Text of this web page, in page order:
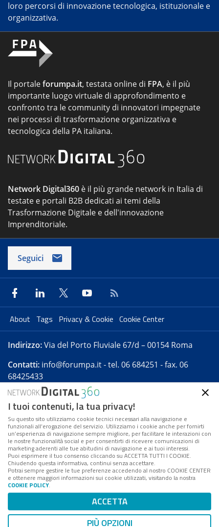
loro percorsi di innovazione tecnologica, istituzionale e
organizzativa.
Il portaleforumpa.it, testata online di FPA, è il più
importante luogo virtuale di approfondimento e
confronto tra le community di innovatori impegnate
nei processi di trasformazione organizzativa e
tecnologica della PA italiana.
Network Digital360 è il più grande network in Italia di
testate e portali B2B dedicati ai temi della
Trasformazione Digitale e dell'innovazione
Imprenditoriale.
Seguici
About Tags Privacy & Cookie Cookie Center
Indirizzo:Via del Porto Fluviale 67/d – 00154 Roma
Contatti: info@forumpa.it- tel. 06 684251 - fax. 06
68425433
Forumpa.itè una pubblicazione telematica iscritta
presso Registro della stampa del Tribunale di Roma -
Reg. n. 182 del 2 maggio 2008 - Direttore resp. Michela
Stentella
FPA s.r.l. è società soggetta a Direzione e
Coordinamento da parte di Digital360 S.p.A. - FPA s.r.l.
è un'azienda certificata per il sistema di management
Codice Fiscale/Partita IVA n. 10693191008 - R.E.A. Roma
n. 1249791. ISP AWS
Mappa del sito
I tuoi contenuti, la tua privacy!
Su questo sito utilizziamo cookie tecnici necessari alla navigazione e
funzionali all’erogazione del servizio. Utilizziamo i cookie anche per fornirti
un’esperienza di navigazione sempre migliore, per facilitare le interazioni con
le nostre funzionalità social e per consentirti di ricevere comunicazioni di
marketing aderenti alle tue abitudini di navigazione e ai tuoi interessi.
Puoi esprimere il tuo consenso cliccando su ACCETTA TUTTI I COOKIE.
Chiudendo questa informativa, continui senza accettare.
Potrai sempre gestire le tue preferenze accedendo al nostro COOKIE CENTER
e ottenere maggiori informazioni sui cookie utilizzati, visitando la nostra
COOKIE POLICY.
ACCETTA
PIÙ OPZIONI